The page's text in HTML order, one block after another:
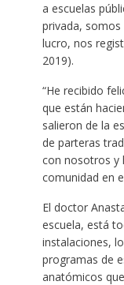
a escuelas
privada, somos
lucro, nos
2019).
“He recibido
que están
salieron de la
de parteras
con nosotros y
comunidad en
El doctor
escuela, está
instalaciones,
programas de
anatómicos